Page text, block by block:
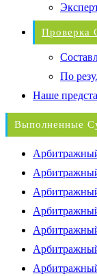
Проверка
По
Наше
Выполненные